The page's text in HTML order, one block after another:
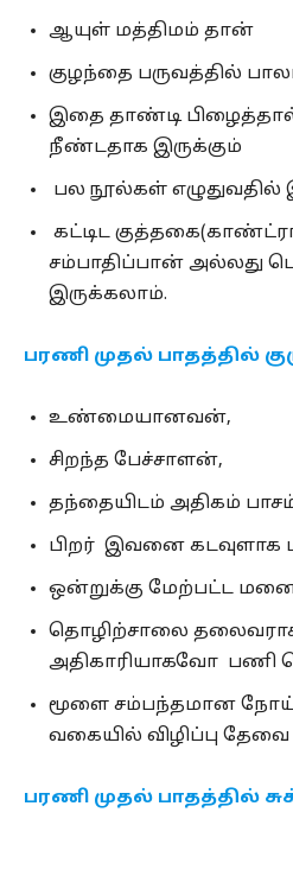
ஆயுள் மத்திமம் தான்
குழந்தை பருவத்தில்
இதை தாண்டி
நீண்டதாக இருக்கும்
பல நூல்கள்
கட்டிட
சம்பாதிப்பான் அல்லது
இருக்கலாம்.
பரணி முதல் பாதத்தில்
உண்மையானவன்,
சிறந்த பேச்சாளன்,
தந்தையிடம் அதிகம்
பிறர் இவனை கடவுளாக
ஒன்றுக்கு மேற்பட்ட
தொழிற்சாலை
அதிகாரியாகவோ பணி
மூளை சம்பந்தமான
வகையில் விழிப்பு தேவை
பரணி முதல் பாதத்தில்